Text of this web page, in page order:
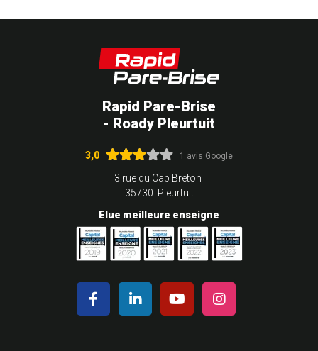
Rapid Pare-Brise
- Roady Pleurtuit
3,0 1 avis Google
3 rue du Cap Breton
35730 Pleurtuit
Elue meilleure enseigne